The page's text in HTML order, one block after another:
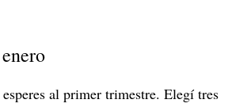
al primer trimestre. Elegí tres